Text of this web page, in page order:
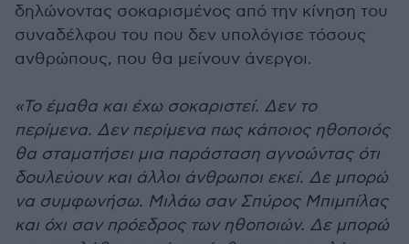
δηλώνοντας σοκαρισμένος από την κίνηση του
συναδέλφου του που δεν υπολόγισε τόσους
ανθρώπους, που θα μείνουν άνεργοι.
«Το έμαθα και έχω σοκαριστεί. Δεν το
περίμενα. Δεν περίμενα πως κάποιος ηθοποιός
θα σταματήσει μια παράσταση αγνοώντας ότι
δουλεύουν και άλλοι άνθρωποι εκεί. Δε μπορώ
να συμφωνήσω. Μιλάω σαν Σπύρος Μπιμπίλας
και όχι σαν πρόεδρος των ηθοποιών. Δε μπορώ